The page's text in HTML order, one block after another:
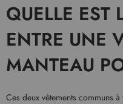
QUELLE EST
ENTRE UNE
MANTEAU
Ces deux vêtements communs